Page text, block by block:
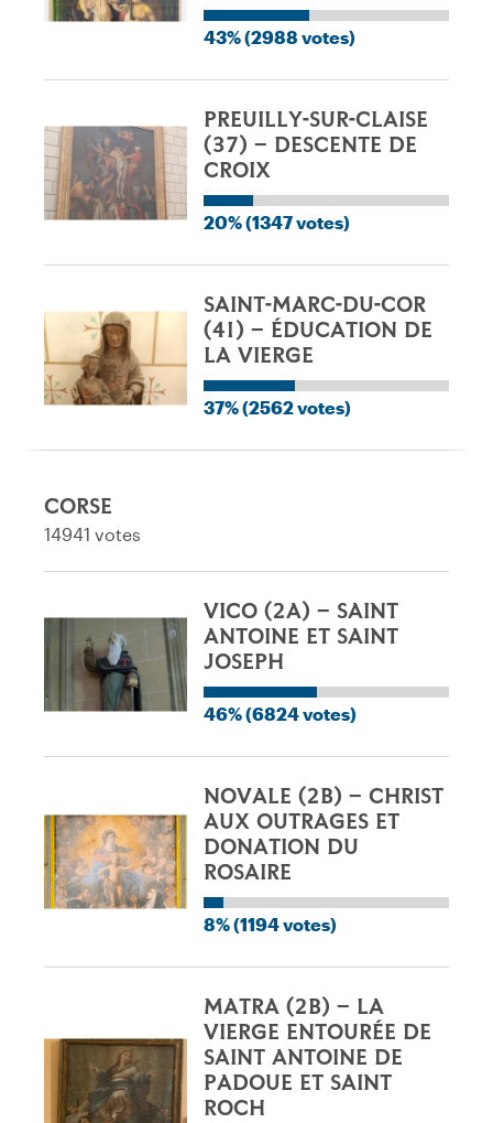
43% (2988 votes)
PREUILLY-SUR-CLAISE
(37) – DESCENTE DE
CROIX
20% (1347 votes)
SAINT-MARC-DU-COR
(41) – ÉDUCATION DE
LA VIERGE
37% (2562 votes)
CORSE
14941 votes
VICO (2A) – SAINT
ANTOINE ET SAINT
JOSEPH
46% (6824 votes)
NOVALE (2B) – CHRIST
AUX OUTRAGES ET
DONATION DU
ROSAIRE
8% (1194 votes)
MATRA (2B) – LA
VIERGE ENTOURÉE DE
SAINT ANTOINE DE
PADOUE ET SAINT
ROCH